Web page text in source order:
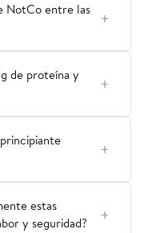
NotCo entre las
de proteína y
estas
y seguridad?